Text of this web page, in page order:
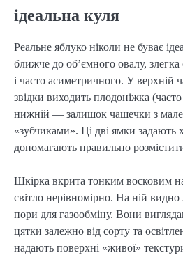
ідеальна куля
Реальне яблуко ніколи не буває
ближче до об’ємного овалу,
і часто асиметричного. У верхній
звідки виходить плодоніжка
нижній — залишок чашечки з
«зубчиками». Ці дві ямки задають
допомагають правильно
Шкірка вкрита тонким восковим
світло нерівномірно. На ній
пори для газообміну. Вони
цятки залежно від сорту та
надають поверхні «живої»